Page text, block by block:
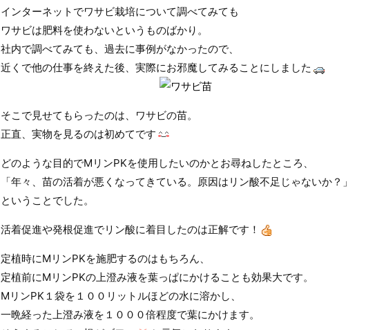
インターネットでワサビ栽培について調べてみても
ワサビは肥料を使わないというものばかり。
社内で調べてみても、過去に事例がなかったので、
近くで他の仕事を終えた後、実際にお邪魔してみることにしました
そこで見せてもらったのは、ワサビの苗。
正直、実物を見るのは初めてです
どのような目的でMリンPKを使用したいのかとお尋ねしたところ、
「年々、苗の活着が悪くなってきている。原因はリン酸不足じゃないか？」
ということでした。
活着促進や発根促進でリン酸に着目したのは正解です！
定植時にMリンPKを施肥するのはもちろん、
定植前にMリンPKの上澄み液を葉っぱにかけることも効果大です。
MリンPK１袋を１００リットルほどの水に溶かし、
一晩経った上澄み液を１０００倍程度で葉にかけます。